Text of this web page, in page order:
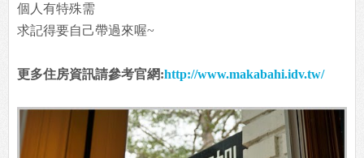
個人有特殊需
求記得要自己帶過來喔~
更多住房資訊請參考官網:http://www.makabahi.idv.tw/